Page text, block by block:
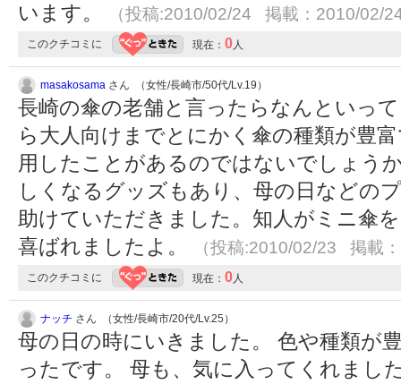
います。
（投稿:2010/02/24 掲載：2010/02/
このクチコミに 現在： 0人
masakosama さん （女性/長崎市/50代/Lv.19）
長崎の傘の老舗と言ったらなんといっ
ら大人向けまでとにかく傘の種類が豊
用したことがあるのではないでしょう
しくなるグッズもあり、母の日などの
助けていただきました。知人がミニ傘
喜ばれましたよ。
（投稿:2010/02/23 掲載
このクチコミに 現在： 0人
ナッチ さん （女性/長崎市/20代/Lv.25）
母の日の時にいきました。 色や種類が
ったです。 母も、気に入ってくれまし